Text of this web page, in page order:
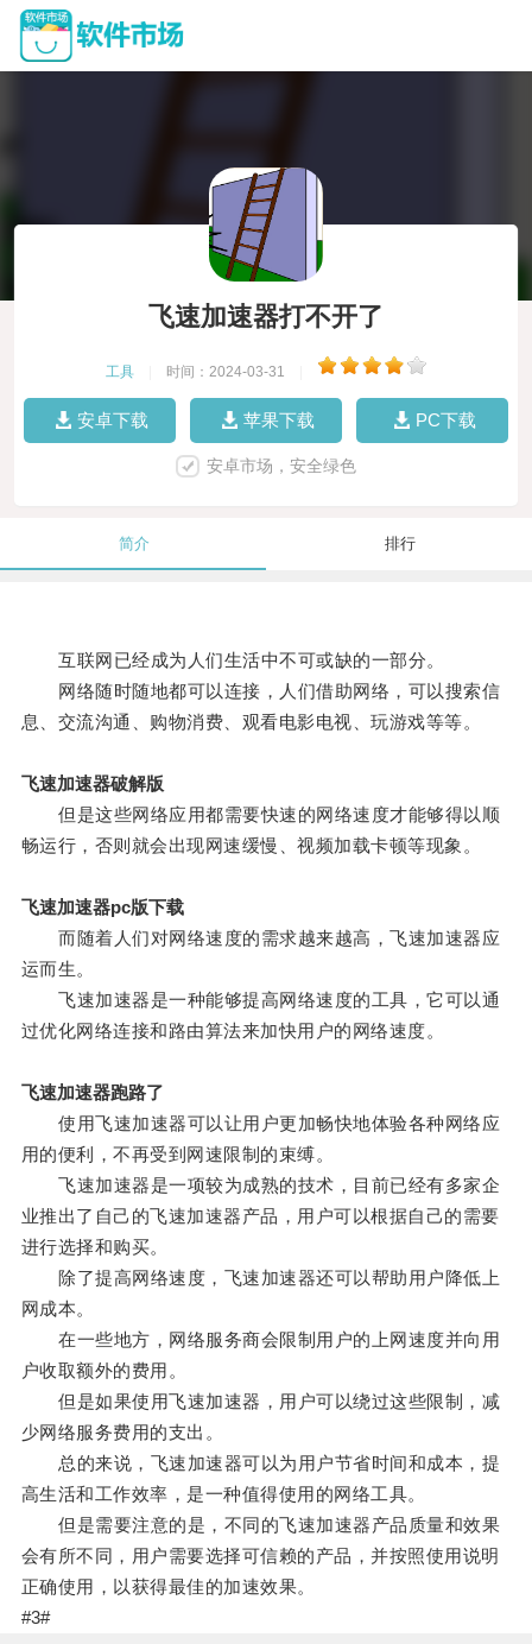
飞速加速器打不开了
工具 时间：2024-03-31
安卓下载 苹果下载 PC下载
安卓市场，安全绿色
简介 排行
互联网已经成为人们生活中不可或缺的一部分。
网络随时随地都可以连接，人们借助网络，可以搜索信
息、交流沟通、购物消费、观看电影电视、玩游戏等等。
飞速加速器破解版
但是这些网络应用都需要快速的网络速度才能够得以顺
畅运行，否则就会出现网速缓慢、视频加载卡顿等现象。
飞速加速器pc版下载
而随着人们对网络速度的需求越来越高，飞速加速器应
运而生。
飞速加速器是一种能够提高网络速度的工具，它可以通
过优化网络连接和路由算法来加快用户的网络速度。
飞速加速器跑路了
使用飞速加速器可以让用户更加畅快地体验各种网络应
用的便利，不再受到网速限制的束缚。
飞速加速器是一项较为成熟的技术，目前已经有多家企
业推出了自己的飞速加速器产品，用户可以根据自己的需要
进行选择和购买。
除了提高网络速度，飞速加速器还可以帮助用户降低上
网成本。
在一些地方，网络服务商会限制用户的上网速度并向用
户收取额外的费用。
但是如果使用飞速加速器，用户可以绕过这些限制，减
少网络服务费用的支出。
总的来说，飞速加速器可以为用户节省时间和成本，提
高生活和工作效率，是一种值得使用的网络工具。
但是需要注意的是，不同的飞速加速器产品质量和效果
会有所不同，用户需要选择可信赖的产品，并按照使用说明
正确使用，以获得最佳的加速效果。
#3#